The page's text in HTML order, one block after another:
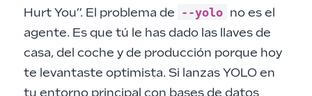
Hurt You”. El problema de --yolo no es el
agente. Es que tú le has dado las llaves de
casa, del coche y de producción porque hoy
te levantaste optimista. Si lanzas YOLO en
tu entorno principal con bases de datos